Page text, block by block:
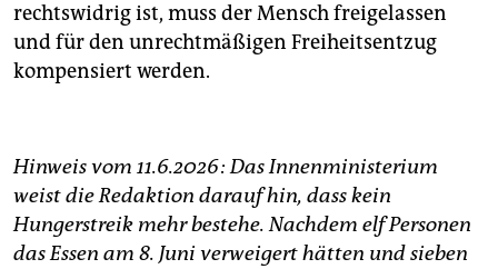
rechtswidrig ist, muss der Mensch freigelassen
und für den unrechtmäßigen Freiheitsentzug
kompensiert werden.
Hinweis vom 11.6.2026: Das Innenministerium
weist die Redaktion darauf hin, dass kein
Hungerstreik mehr bestehe. Nachdem elf Personen
das Essen am 8. Juni verweigert hätten und sieben